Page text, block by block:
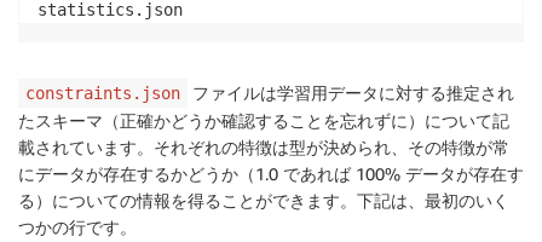
statistics.json
constraints.json
ファイルは学習用データに対する推定され
たスキーマ（正確かどうか確認することを忘れずに）について記
載されています。それぞれの特徴は型が決められ、その特徴が常
にデータが存在するかどうか（1.0 であれば 100% データが存在す
る）についての情報を得ることができます。下記は、最初のいく
つかの行です。